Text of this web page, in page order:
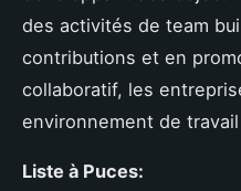
des activités de team
contributions et en
collaboratif, les
environnement de
Liste à Puces: